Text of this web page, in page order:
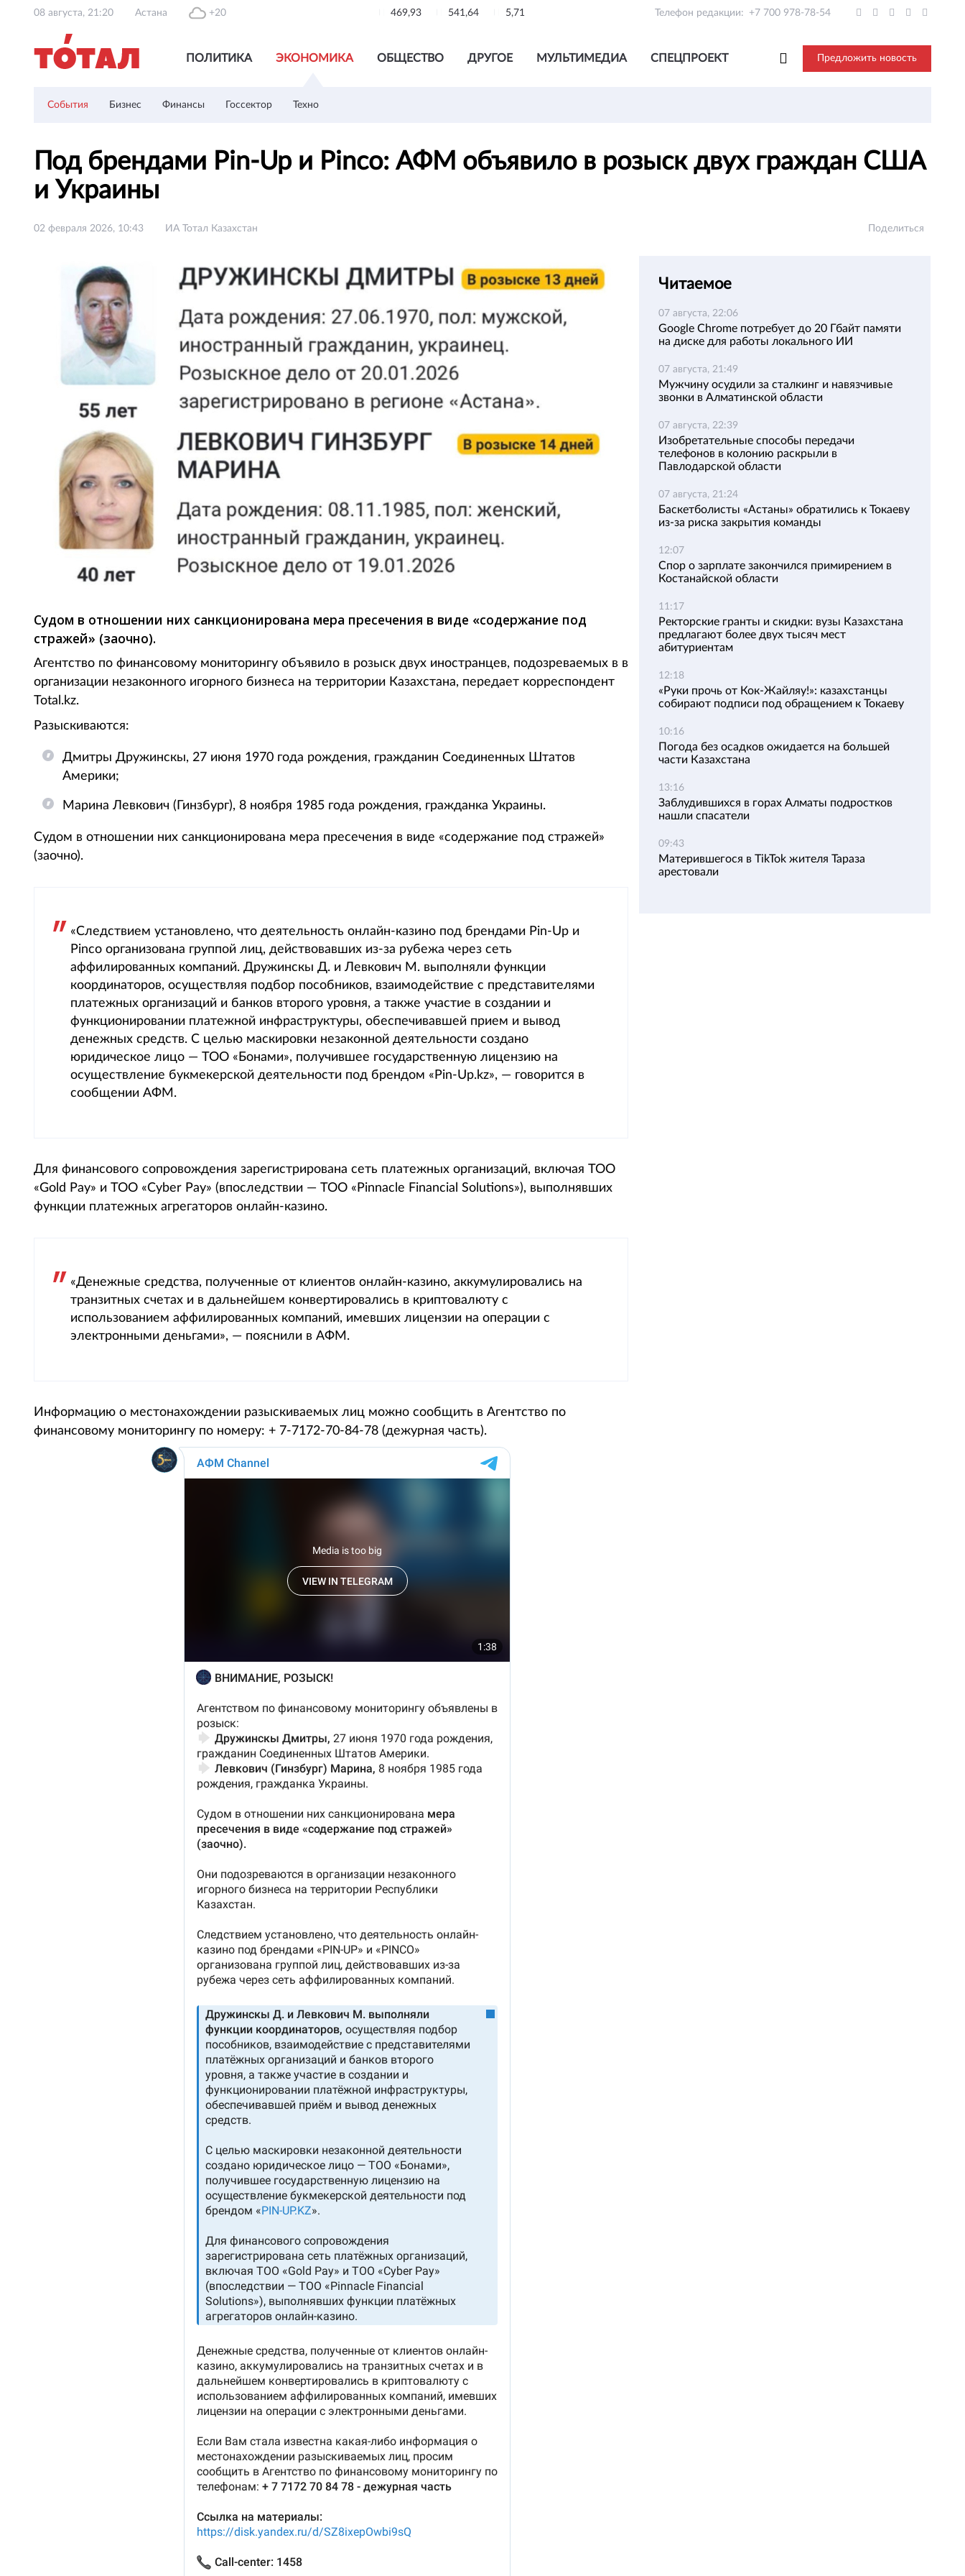
08 августа, 21:20 Астана +20 469,93 541,64 5,71 Телефон редакции: +7 700 978-78-54
ПОЛИТИКА ЭКОНОМИКА ОБЩЕСТВО ДРУГОЕ МУЛЬТИМЕДИА СПЕЦПРОЕКТ Предложить новость
События Бизнес Финансы Госсектор Техно
Под брендами Pin-Up и Pinco: АФМ объявило в розыск двух граждан США
и Украины
02 февраля 2026, 10:43 ИА Тотал Казахстан Поделиться
Судом в отношении них санкционирована мера пресечения в виде «содержание под
стражей» (заочно).
Агентство по финансовому мониторингу объявило в розыск двух иностранцев, подозреваемых в в
организации незаконного игорного бизнеса на территории Казахстана, передает корреспондент
Total.kz.
Разыскиваются:
Дмитры Дружинскы, 27 июня 1970 года рождения, гражданин Соединенных Штатов
Америки;
Марина Левкович (Гинзбург), 8 ноября 1985 года рождения, гражданка Украины.
Судом в отношении них санкционирована мера пресечения в виде «содержание под стражей»
(заочно).
«Следствием установлено, что деятельность онлайн-казино под брендами Pin-Up и
Pinco организована группой лиц, действовавших из-за рубежа через сеть
аффилированных компаний. Дружинскы Д. и Левкович М. выполняли функции
координаторов, осуществляя подбор пособников, взаимодействие с представителями
платежных организаций и банков второго уровня, а также участие в создании и
функционировании платежной инфраструктуры, обеспечивавшей прием и вывод
денежных средств. С целью маскировки незаконной деятельности создано
юридическое лицо — ТОО «Бонами», получившее государственную лицензию на
осуществление букмекерской деятельности под брендом «Pin-Up.kz», — говорится в
сообщении АФМ.
Для финансового сопровождения зарегистрирована сеть платежных организаций, включая ТОО
«Gold Pay» и ТОО «Cyber Pay» (впоследствии — ТОО «Pinnacle Financial Solutions»), выполнявших
функции платежных агрегаторов онлайн-казино.
«Денежные средства, полученные от клиентов онлайн-казино, аккумулировались на
транзитных счетах и в дальнейшем конвертировались в криптовалюту с
использованием аффилированных компаний, имевших лицензии на операции с
электронными деньгами», — пояснили в АФМ.
Информацию о местонахождении разыскиваемых лиц можно сообщить в Агентство по
финансовому мониторингу по номеру: + 7-7172-70-84-78 (дежурная часть).
Читаемое
07 августа, 22:06
Google Chrome потребует до 20 Гбайт памяти
на диске для работы локального ИИ
07 августа, 21:49
Мужчину осудили за сталкинг и навязчивые
звонки в Алматинской области
07 августа, 22:39
Изобретательные способы передачи
телефонов в колонию раскрыли в
Павлодарской области
07 августа, 21:24
Баскетболисты «Астаны» обратились к Токаеву
из-за риска закрытия команды
12:07
Спор о зарплате закончился примирением в
Костанайской области
11:17
Ректорские гранты и скидки: вузы Казахстана
предлагают более двух тысяч мест
абитуриентам
12:18
«Руки прочь от Кок-Жайляу!»: казахстанцы
собирают подписи под обращением к Токаеву
10:16
Погода без осадков ожидается на большей
части Казахстана
13:16
Заблудившихся в горах Алматы подростков
нашли спасатели
09:43
Матерившегося в TikTok жителя Тараза
арестовали